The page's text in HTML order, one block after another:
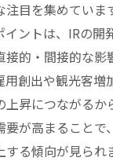
注目を集めていま
ントは、IRの開
的・間接的な影
用創出や観光客増
昇につながるか
が高まることで
る傾向が見られ